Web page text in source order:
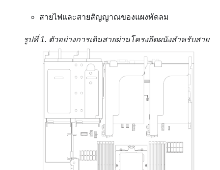
สายไฟและสายสัญญาณของแผงพัดลม
รูปที่ 1. ตัวอย่างการเดินสายผ่านโครงยึดผนังสำหรับสาย